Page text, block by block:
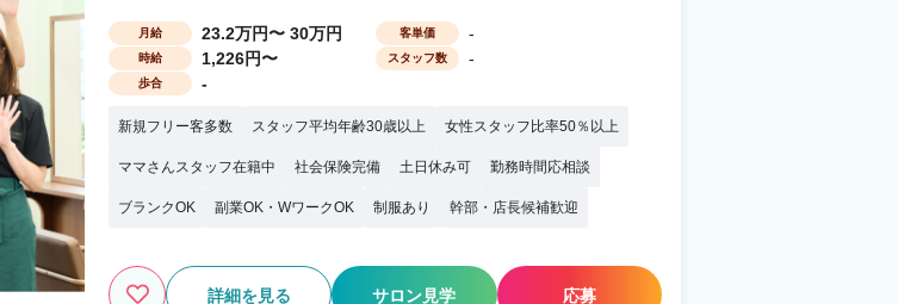
月給 23.2万円〜 30万円 客単価 -
時給 1,226円〜 スタッフ数 -
歩合 -
新規フリー客多数 スタッフ平均年齢30歳以上 女性スタッフ比率50％以上
ママさんスタッフ在籍中 社会保険完備 土日休み可 勤務時間応相談
ブランクOK 副業OK・WワークOK 制服あり 幹部・店長候補歓迎
詳細を見る サロン見学 応募